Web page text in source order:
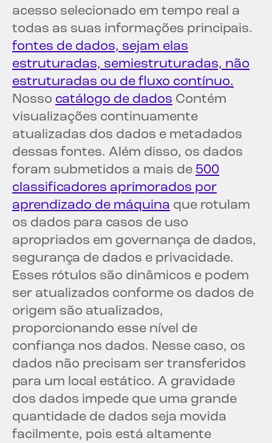
acesso selecionado em tempo real a
todas as suas informações principais.
fontes de dados, sejam elas
estruturadas, semiestruturadas, não
estruturadas ou de fluxo contínuo.
Nosso catálogo de dados Contém
visualizações continuamente
atualizadas dos dados e metadados
dessas fontes. Além disso, os dados
foram submetidos a mais de 500
classificadores aprimorados por
aprendizado de máquina que rotulam
os dados para casos de uso
apropriados em governança de dados,
segurança de dados e privacidade.
Esses rótulos são dinâmicos e podem
ser atualizados conforme os dados de
origem são atualizados,
proporcionando esse nível de
confiança nos dados. Nesse caso, os
dados não precisam ser transferidos
para um local estático. A gravidade
dos dados impede que uma grande
quantidade de dados seja movida
facilmente, pois está altamente